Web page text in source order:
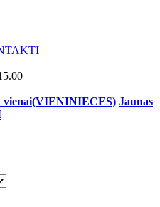
vienai(VIENINIECES) Jaunas